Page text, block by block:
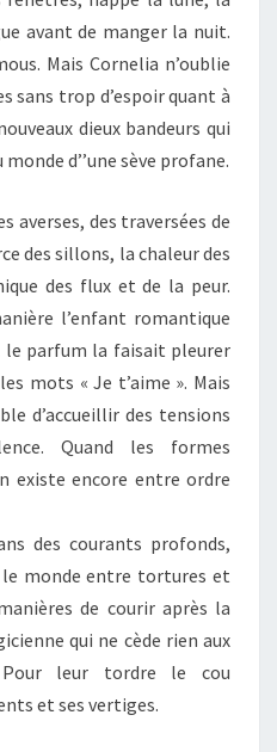
avant de manger la nuit.
Mais Cornelia n’oublie
sans trop d’espoir quant à
dieux bandeurs qui
d’’une sève profane.
averses, des traversées de
des sillons, la chaleur des
des flux et de la peur.
l’enfant romantique
parfum la faisait pleurer
mots « Je t’aime ». Mais
d’accueillir des tensions
Quand les formes
existe encore entre ordre
des courants profonds,
monde entre tortures et
de courir après la
qui ne cède rien aux
leur tordre le cou
et ses vertiges.